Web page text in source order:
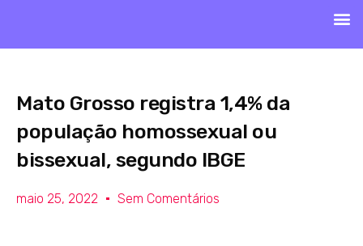
Mato Grosso registra 1,4% da
população homossexual ou
bissexual, segundo IBGE
maio 25, 2022 Sem Comentários